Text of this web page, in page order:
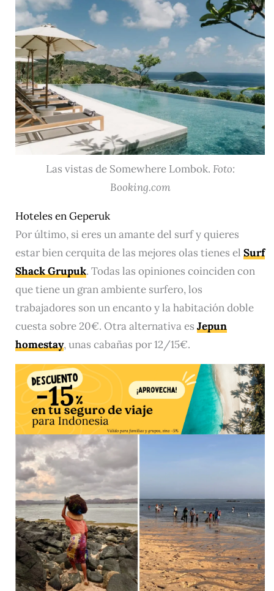
Las vistas de Somewhere Lombok. Foto:
Booking.com
Hoteles en Geperuk
Por último, si eres un amante del surf y quieres
estar bien cerquita de las mejores olas tienes el Surf
Shack Grupuk. Todas las opiniones coinciden con
que tiene un gran ambiente surfero, los
trabajadores son un encanto y la habitación doble
cuesta sobre 20€. Otra alternativa es Jepun
homestay, unas cabañas por 12/15€.